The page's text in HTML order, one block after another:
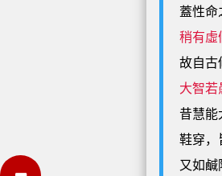
蓋性命
稍有虛
故自古
大智若
昔慧
鞋穿，
又如鹹